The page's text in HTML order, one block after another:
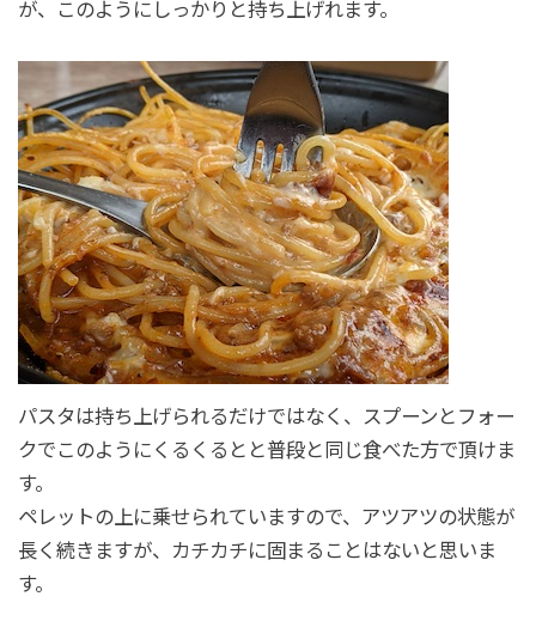
が、このようにしっかりと持ち上げれます。
パスタは持ち上げられるだけではなく、スプーンとフォー
クでこのようにくるくるとと普段と同じ食べた方で頂けま
す。
ペレットの上に乗せられていますので、アツアツの状態が
長く続きますが、カチカチに固まることはないと思いま
す。